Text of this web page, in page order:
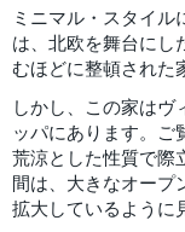
ミニマル・スタイ
は、北欧を舞台にし
むほどに整頓された
しかし、この家はヴ
ッパにあります。ご
荒涼とした性質で際
間は、大きなオープ
拡大しているように